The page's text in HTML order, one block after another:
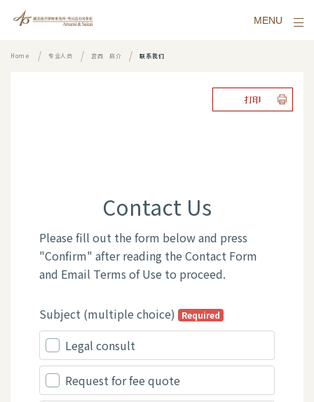
MENU
Home 专业人员 宫西 启介 联系我们
打印